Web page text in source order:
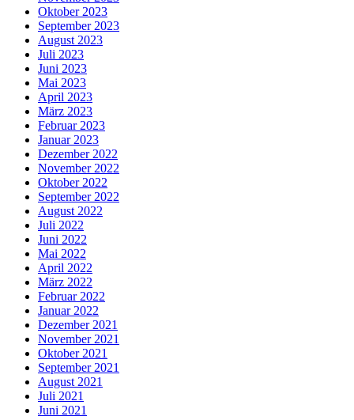
Oktober 2023
September 2023
August 2023
Juli 2023
Juni 2023
Mai 2023
April 2023
März 2023
Februar 2023
Januar 2023
Dezember 2022
November 2022
Oktober 2022
September 2022
August 2022
Juli 2022
Juni 2022
Mai 2022
April 2022
März 2022
Februar 2022
Januar 2022
Dezember 2021
November 2021
Oktober 2021
September 2021
August 2021
Juli 2021
Juni 2021